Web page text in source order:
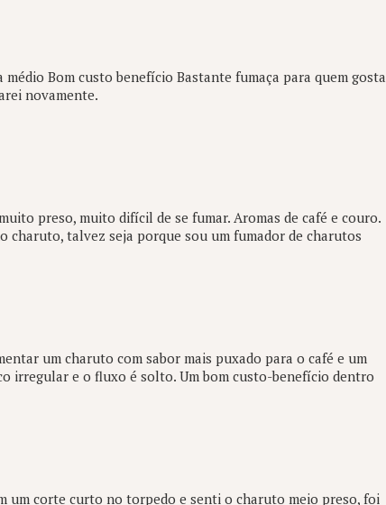
Bom custo benefício Bastante fumaça para quem gosta
novamente.
preso, muito difícil de se fumar. Aromas de café e couro.
charuto, talvez seja porque sou um fumador de charutos
um charuto com sabor mais puxado para o café e um
irregular e o fluxo é solto. Um bom custo-benefício dentro
um corte curto no torpedo e senti o charuto meio preso, foi